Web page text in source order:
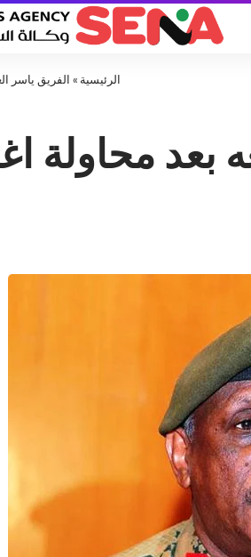
الرئيسية » الفريق ياسر
بعد محاولة